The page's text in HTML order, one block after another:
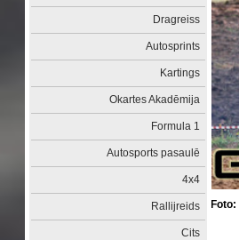
Dragreiss
Autosprints
Kartings
Okartes Akadēmija
Formula 1
Autosports pasaulē
4x4
Rallijreids
Cits
Foto: